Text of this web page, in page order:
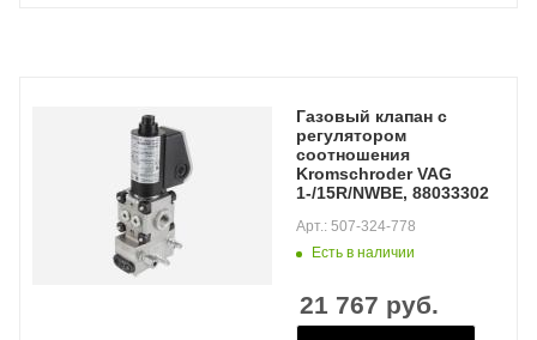
Газовый клапан с
регулятором
соотношения
Kromschroder VAG
1-/15R/NWBE, 88033302
Есть в наличии
Арт.: 507-324-778
21 767 руб.